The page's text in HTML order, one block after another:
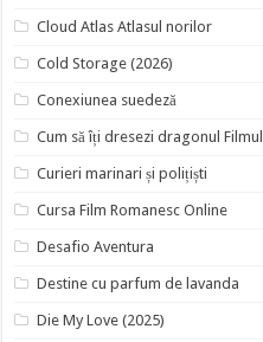
Cloud Atlas Atlasul norilor
Cold Storage (2026)
Conexiunea suedeză
Cum să îți dresezi dragonul Filmul
Curieri marinari și polițiști
Cursa Film Romanesc Online
Desafio Aventura
Destine cu parfum de lavanda
Die My Love (2025)